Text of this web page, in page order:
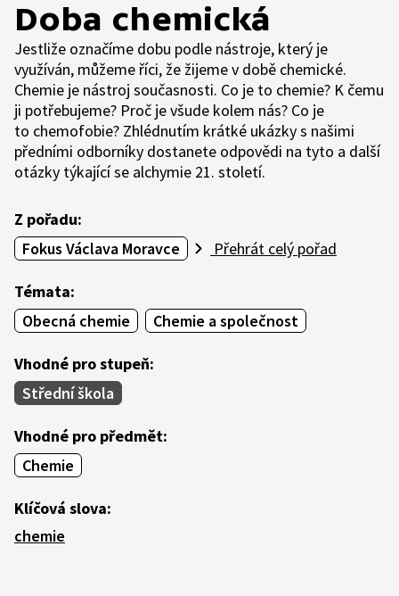
Doba chemická
Jestliže označíme dobu podle nástroje, který je
využíván, můžeme říci, že žijeme v době chemické.
Chemie je nástroj současnosti. Co je to chemie? K čemu
ji potřebujeme? Proč je všude kolem nás? Co je
to chemofobie? Zhlédnutím krátké ukázky s našimi
předními odborníky dostanete odpovědi na tyto a další
otázky týkající se alchymie 21. století.
Z pořadu:
Fokus Václava Moravce
Přehrát celý pořad
Témata:
Obecná chemie
Chemie a společnost
Vhodné pro stupeň:
Střední škola
Vhodné pro předmět:
Chemie
Klíčová slova:
chemie